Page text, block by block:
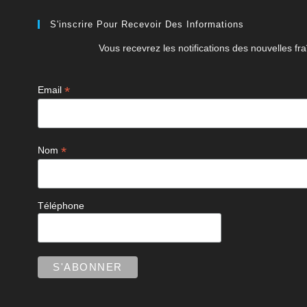
S'inscrire Pour Recevoir Des Informations
Vous recevrez les notifications des nouvelles
Email*
Nom*
Téléphone